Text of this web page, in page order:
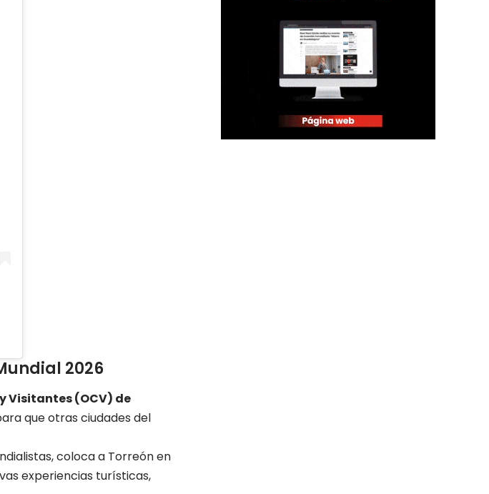
2026
Visitantes (OCV) de
que otras ciudades del
coloca a Torreón en
experiencias turísticas,